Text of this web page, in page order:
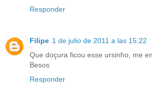
Responder
Filipe 1 de julio de 2011 a las 15:22
Que doçura ficou esse ursinho, me
Besos
Responder